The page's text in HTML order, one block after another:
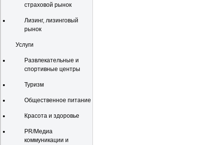
страховой рынок
Лизинг, лизинговый
рынок
Услуги
Развлекательные и
спортивные центры
Туризм
Общественное питание
Красота и здоровье
PR/Медиа
коммуникации и